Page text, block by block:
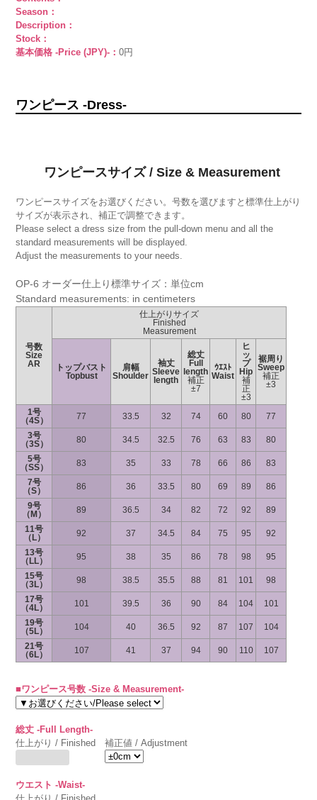
Season：
Description：
Stock：
基本価格 -Price (JPY)-：0円
ワンピース -Dress-
ワンピースサイズ / Size & Measurement
ワンピースサイズをお選びください。号数を選びますと標準仕上がり
サイズが表示され、補正で調整できます。
Please select a dress size from the pull-down menu and all the
standard measurements will be displayed.
Adjust the measurements to your needs.
OP-6 オーダー仕上り標準サイズ：単位cm
Standard measurements: in centimeters
号数
Size
AR
仕上がりサイズ
Finished
Measurement
トップバスト
Topbust
肩幅
Shoulder
袖丈
Sleeve
length
総丈
Full
length
補正
±7
ｳｴｽﾄ
Waist
ヒ
ッ
プ
Hip
補
正
±3
裾周り
Sweep
補正
±3
1号
（4S）
77 33.5 32 74 60 80
77
3号
（3S）
80 34.5 32.5 76 63 83
80
5号
（SS）
83 35 33 78 66 86
83
7号
（S）
86 36 33.5 80 69 89
86
9号
（M）
89 36.5 34 82 72 92
89
11号
（L）
92 37 34.5 84 75 95
92
13号
（LL）
95 38 35 86 78 98
95
15号
（3L）
98 38.5 35.5 88 81 101
98
17号
（4L）
101 39.5 36 90 84 104
101
19号
（5L）
104 40 36.5 92 87 107
104
21号
（6L）
107 41 37 94 90 110 107
■ワンピース号数 -Size & Measurement-
総丈 -Full Length-
仕上がり / Finished
補正値 / Adjustment
ウエスト -Waist-